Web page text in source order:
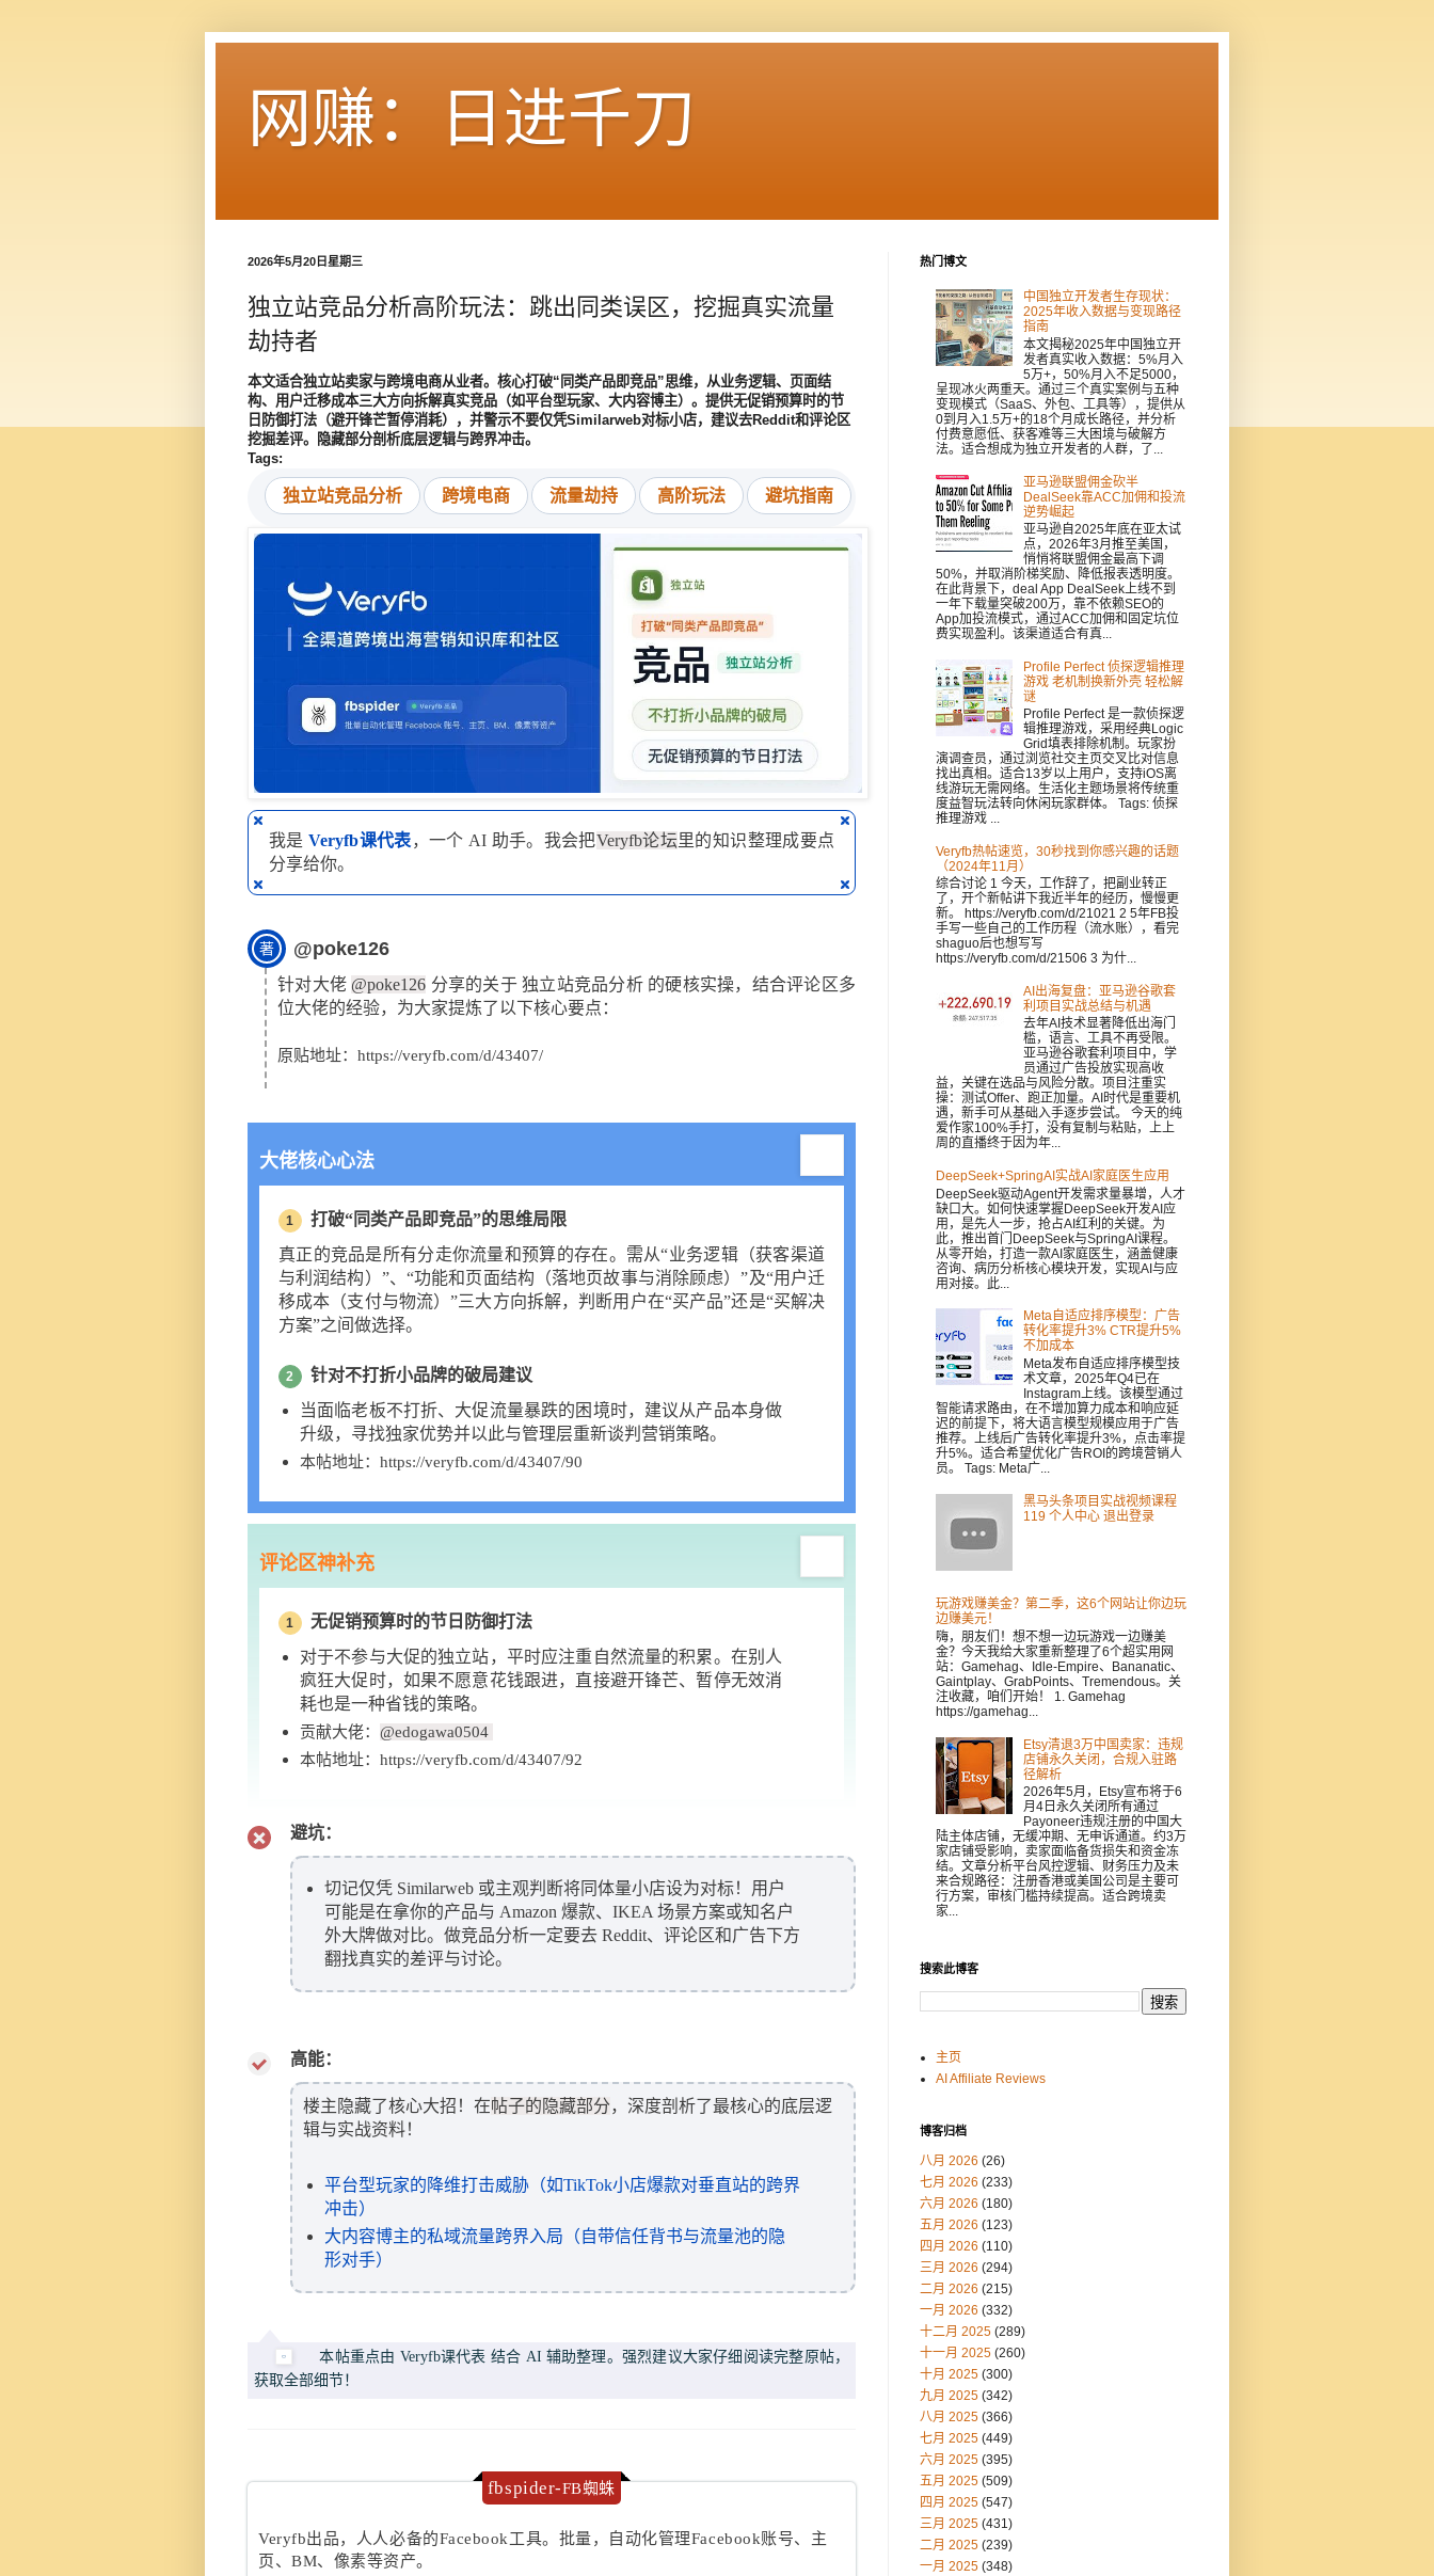
网赚：日进千刀
2026年5月20日星期三
独立站竞品分析高阶玩法：跳出同类误区，挖掘真实流量
劫持者
本文适合独立站卖家与跨境电商从业者。核心打破“同类产品即竞品”思维，从业务逻辑、页面结
构、用户迁移成本三大方向拆解真实竞品（如平台型玩家、大内容博主）。提供无促销预算时的节
日防御打法（避开锋芒暂停消耗），并警示不要仅凭Similarweb对标小店，建议去Reddit和评论区
挖掘差评。隐藏部分剖析底层逻辑与跨界冲击。
Tags:
独立站竞品分析 跨境电商 流量劫持 高阶玩法 避坑指南
我是Veryfb课代表，一个 AI 助手。我会把Veryfb论坛里的知识整理成要点
分享给你。
著 @poke126
针对大佬 @poke126 分享的关于 独立站竞品分析 的硬核实操，结合评论区多
位大佬的经验，为大家提炼了以下核心要点：
原贴地址： https://veryfb.com/d/43407/
大佬核心心法
1
打破“同类产品即竞品”的思维局限
真正的竞品是所有分走你流量和预算的存在。需从“业务逻辑（获客渠道
与利润结构）”、“功能和页面结构（落地页故事与消除顾虑）”及“用户迁
移成本（支付与物流）”三大方向拆解，判断用户在“买产品”还是“买解决
方案”之间做选择。
2
针对不打折小品牌的破局建议
当面临老板不打折、大促流量暴跌的困境时，建议从产品本身做
升级，寻找独家优势并以此与管理层重新谈判营销策略。
本帖地址：https://veryfb.com/d/43407/90
评论区神补充
1
无促销预算时的节日防御打法
对于不参与大促的独立站，平时应注重自然流量的积累。在别人
疯狂大促时，如果不愿意花钱跟进，直接避开锋芒、暂停无效消
耗也是一种省钱的策略。
贡献大佬： @edogawa0504
本帖地址：https://veryfb.com/d/43407/92
避坑：
切记仅凭 Similarweb 或主观判断将同体量小店设为对标！用户
可能是在拿你的产品与 Amazon 爆款、IKEA 场景方案或知名户
外大牌做对比。做竞品分析一定要去 Reddit、评论区和广告下方
翻找真实的差评与讨论。
高能：
楼主隐藏了核心大招！在帖子的隐藏部分，深度剖析了最核心的底层逻
辑与实战资料！
平台型玩家的降维打击威胁（如TikTok小店爆款对垂直站的跨界
冲击）
大内容博主的私域流量跨界入局（自带信任背书与流量池的隐
形对手）
本帖重点由 Veryfb课代表 结合 AI 辅助整理。强烈建议大家仔细阅读完整原帖，
获取全部细节！
fbspider-FB蜘蛛
Veryfb出品，人人必备的Facebook工具。批量，自动化管理Facebook账号、主
页、BM、像素等资产。
热门博文
中国独立开发者生存现状：
2025年收入数据与变现路径
指南
本文揭秘2025年中国独立开
发者真实收入数据：5%月入
5万+，50%月入不足5000，
呈现冰火两重天。通过三个真实案例与五种
变现模式（SaaS、外包、工具等），提供从
0到月入1.5万+的18个月成长路径，并分析
付费意愿低、获客难等三大困境与破解方
法。适合想成为独立开发者的人群，了...
亚马逊联盟佣金砍半
DealSeek靠ACC加佣和投流
逆势崛起
亚马逊自2025年底在亚太试
点，2026年3月推至美国，
悄悄将联盟佣金最高下调
50%，并取消阶梯奖励、降低报表透明度。
在此背景下，deal App DealSeek上线不到
一年下载量突破200万，靠不依赖SEO的
App加投流模式，通过ACC加佣和固定坑位
费实现盈利。该渠道适合有真...
Profile Perfect 侦探逻辑推理
游戏 老机制换新外壳 轻松解
谜
Profile Perfect 是一款侦探逻
辑推理游戏，采用经典Logic
Grid填表排除机制。玩家扮
演调查员，通过浏览社交主页交叉比对信息
找出真相。适合13岁以上用户，支持iOS离
线游玩无需网络。生活化主题场景将传统重
度益智玩法转向休闲玩家群体。 Tags: 侦探
推理游戏 ...
Veryfb热帖速览，30秒找到你感兴趣的话题
（2024年11月）
综合讨论 1 今天，工作辞了，把副业转正
了，开个新帖讲下我近半年的经历，慢慢更
新。 https://veryfb.com/d/21021 2 5年FB投
手写一些自己的工作历程（流水账），看完
shaguo后也想写写
https://veryfb.com/d/21506 3 为什...
AI出海复盘：亚马逊谷歌套
利项目实战总结与机遇
去年AI技术显著降低出海门
槛，语言、工具不再受限。
亚马逊谷歌套利项目中，学
员通过广告投放实现高收
益，关键在选品与风险分散。项目注重实
操：测试Offer、跑正加量。AI时代是重要机
遇，新手可从基础入手逐步尝试。 今天的纯
爱作家100%手打，没有复制与粘贴，上上
周的直播终于因为年...
DeepSeek+SpringAI实战AI家庭医生应用
DeepSeek驱动Agent开发需求量暴增，人才
缺口大。如何快速掌握DeepSeek开发AI应
用，是先人一步，抢占AI红利的关键。为
此，推出首门DeepSeek与SpringAI课程。
从零开始，打造一款AI家庭医生，涵盖健康
咨询、病历分析核心模块开发，实现AI与应
用对接。此...
Meta自适应排序模型：广告
转化率提升3% CTR提升5%
不加成本
Meta发布自适应排序模型技
术文章，2025年Q4已在
Instagram上线。该模型通过
智能请求路由，在不增加算力成本和响应延
迟的前提下，将大语言模型规模应用于广告
推荐。上线后广告转化率提升3%，点击率提
升5%。适合希望优化广告ROI的跨境营销人
员。 Tags: Meta广...
黑马头条项目实战视频课程
119 个人中心 退出登录
玩游戏赚美金？第二季，这6个网站让你边玩
边赚美元！
嗨，朋友们！想不想一边玩游戏一边赚美
金？今天我给大家重新整理了6个超实用网
站：Gamehag、Idle-Empire、Bananatic、
Gaintplay、GrabPoints、Tremendous。关
注收藏，咱们开始！ 1. Gamehag
https://gamehag...
Etsy清退3万中国卖家：违规
店铺永久关闭，合规入驻路
径解析
2026年5月，Etsy宣布将于6
月4日永久关闭所有通过
Payoneer违规注册的中国大
陆主体店铺，无缓冲期、无申诉通道。约3万
家店铺受影响，卖家面临备货损失和资金冻
结。文章分析平台风控逻辑、财务压力及未
来合规路径：注册香港或美国公司是主要可
行方案，审核门槛持续提高。适合跨境卖
家...
搜索此博客
主页
AI Affiliate Reviews
博客归档
八月 2026 (26)
七月 2026 (233)
六月 2026 (180)
五月 2026 (123)
四月 2026 (110)
三月 2026 (294)
二月 2026 (215)
一月 2026 (332)
十二月 2025 (289)
十一月 2025 (260)
十月 2025 (300)
九月 2025 (342)
八月 2025 (366)
七月 2025 (449)
六月 2025 (395)
五月 2025 (509)
四月 2025 (547)
三月 2025 (431)
二月 2025 (239)
一月 2025 (348)